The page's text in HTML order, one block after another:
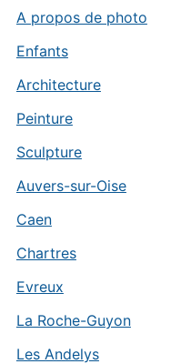
A propos de photo
Enfants
Architecture
Peinture
Sculpture
Auvers-sur-Oise
Caen
Chartres
Evreux
La Roche-Guyon
Les Andelys